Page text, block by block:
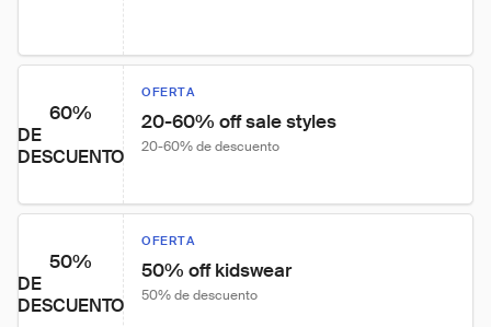
60%
DE
DESCUENTO
OFERTA
20-60% off sale styles
20-60% de descuento
50%
DE
DESCUENTO
OFERTA
50% off kidswear
50% de descuento